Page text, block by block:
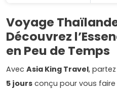
Voyage
Découvrez
en Peu de Temps
Avec Asia King Travel,
5 jours conçu pour vous faire